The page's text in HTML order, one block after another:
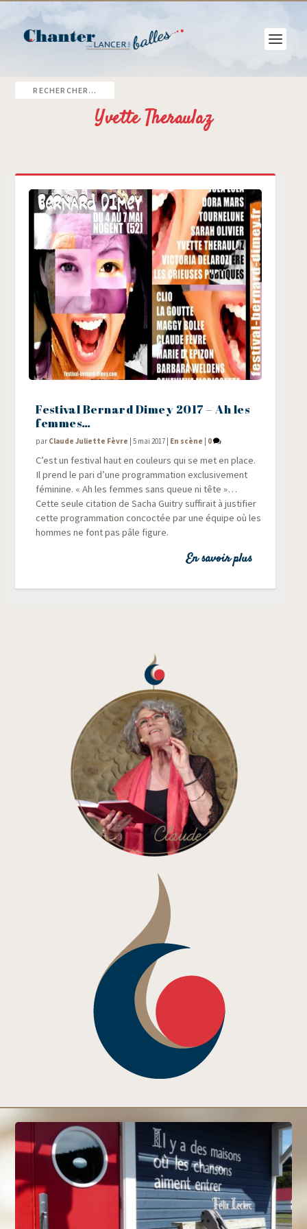
Yvette Theraulaz
Festival Bernard Dimey 2017 – Ah les
femmes…
par Claude Juliette Fèvre |5 mai 2017 | En scène | 0
C’est un fes­ti­val haut en cou­leurs qui se met en place.
Il prend le pari d’une pro­gram­ma­tion exclu­si­ve­ment
fémi­nine. « Ah les femmes sans queue ni tête »…
Cette seule cita­tion de Sacha Gui­try suf­fi­rait à jus­ti­fier
cette pro­gram­ma­tion concoc­tée par une équipe où les
hommes ne font pas pâle figure.
En savoir plus